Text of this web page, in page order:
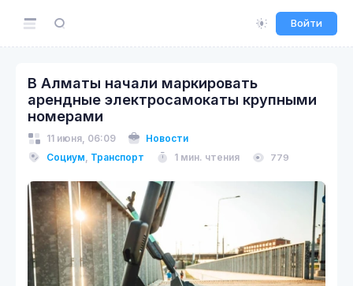
Войти
В Алматы начали маркировать
арендные электросамокаты крупными
номерами
11 июня, 06:09
Новости
Социум, Транспорт 1 мин. чтения 779